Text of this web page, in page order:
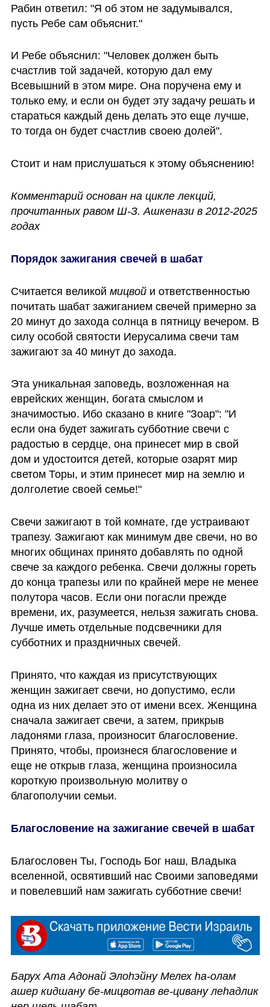
Рабин ответил: "Я об этом не задумывался,
пусть Ребе сам объяснит."
И Ребе объяснил: "Человек должен быть
счастлив той задачей, которую дал ему
Всевышний в этом мире. Она поручена ему и
только ему, и если он будет эту задачу решать и
стараться каждый день делать это еще лучше,
то тогда он будет счастлив своею долей".
Стоит и нам прислушаться к этому объяснению!
Комментарий основан на цикле лекций,
прочитанных равом Ш-З. Ашкенази в 2012-2025
годах
Порядок зажигания свечей в шабат
Считается великой мицвой и ответственностью
почитать шабат зажиганием свечей примерно за
20 минут до захода солнца в пятницу вечером. В
силу особой святости Иерусалима свечи там
зажигают за 40 минут до захода.
Эта уникальная заповедь, возложенная на
еврейских женщин, богата смыслом и
значимостью. Ибо сказано в книге "Зоар": "И
если она будет зажигать субботние свечи с
радостью в сердце, она принесет мир в свой
дом и удостоится детей, которые озарят мир
светом Торы, и этим принесет мир на землю и
долголетие своей семье!"
Свечи зажигают в той комнате, где устраивают
трапезу. Зажигают как минимум две свечи, но во
многих общинах принято добавлять по одной
свече за каждого ребенка. Свечи должны гореть
до конца трапезы или по крайней мере не менее
полутора часов. Если они погасли прежде
времени, их, разумеется, нельзя зажигать снова.
Лучше иметь отдельные подсвечники для
субботних и праздничных свечей.
Принято, что каждая из присутствующих
женщин зажигает свечи, но допустимо, если
одна из них делает это от имени всех. Женщина
сначала зажигает свечи, а затем, прикрыв
ладонями глаза, произносит благословение.
Принято, чтобы, произнеся благословение и
еще не открыв глаза, женщина произносила
короткую произвольную молитву о
благополучии семьи.
Благословение на зажигание свечей в шабат
Благословен Ты, Господь Бог наш, Владыка
вселенной, освятивший нас Своими заповедями
и повелевший нам зажигать субботние свечи!
Барух Ата Адонай Элоhэйну Мелех hа-олам
ашер кидшану бе-мицвотав ве-цивану леhадлик